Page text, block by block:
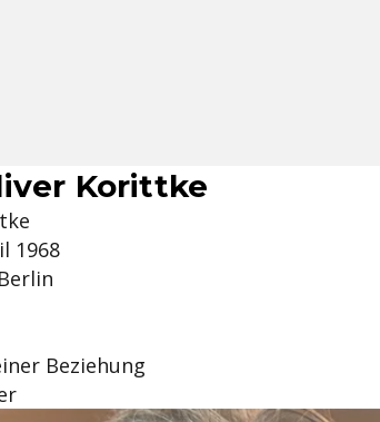
Korittke
1968
Beziehung